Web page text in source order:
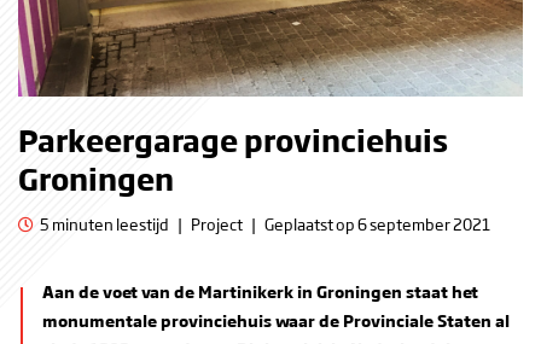
Parkeergarage provinciehuis
Groningen
5 minuten leestijd | Project | Geplaatst op 6 september 2021
Aan de voet van de Martinikerk in Groningen staat het
monumentale provinciehuis waar de Provinciale Staten al